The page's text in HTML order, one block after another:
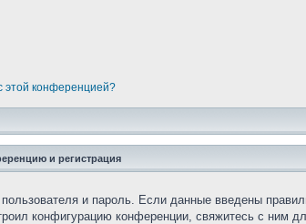
этой конференцией?
и регистрация
и пароль. Если данные введены
конфигурацию конференции, свяжитесь с ним